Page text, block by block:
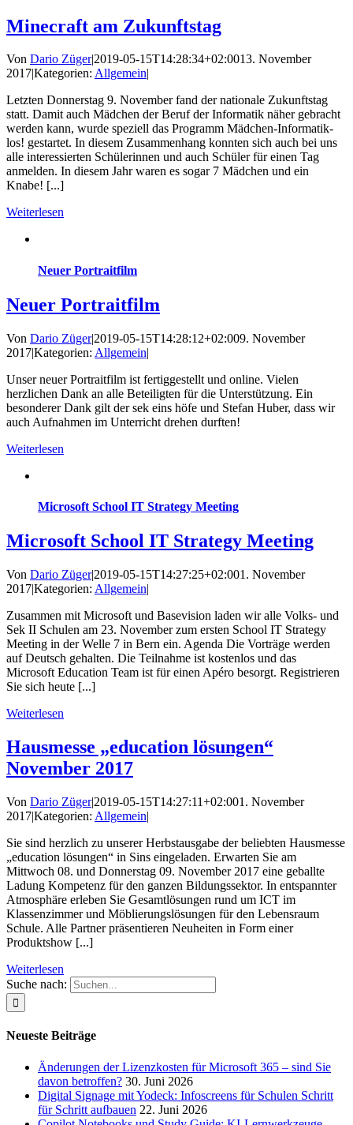
Minecraft am Zukunftstag
Von Dario Züger|2019-05-15T14:28:34+02:0013. November
2017|Kategorien: Allgemein|
Letzten Donnerstag 9. November fand der nationale Zukunftstag
statt. Damit auch Mädchen der Beruf der Informatik näher gebracht
werden kann, wurde speziell das Programm Mädchen-Informatik-
los! gestartet. In diesem Zusammenhang konnten sich auch bei uns
alle interessierten Schülerinnen und auch Schüler für einen Tag
anmelden. In diesem Jahr waren es sogar 7 Mädchen und ein
Knabe! [...]
Weiterlesen
Neuer Portraitfilm
Neuer Portraitfilm
Von Dario Züger|2019-05-15T14:28:12+02:009. November
2017|Kategorien: Allgemein|
Unser neuer Portraitfilm ist fertiggestellt und online. Vielen
herzlichen Dank an alle Beteiligten für die Unterstützung. Ein
besonderer Dank gilt der sek eins höfe und Stefan Huber, dass wir
auch Aufnahmen im Unterricht drehen durften!
Weiterlesen
Microsoft School IT Strategy Meeting
Microsoft School IT Strategy Meeting
Von Dario Züger|2019-05-15T14:27:25+02:001. November
2017|Kategorien: Allgemein|
Zusammen mit Microsoft und Basevision laden wir alle Volks- und
Sek II Schulen am 23. November zum ersten School IT Strategy
Meeting in der Welle 7 in Bern ein. Agenda Die Vorträge werden
auf Deutsch gehalten. Die Teilnahme ist kostenlos und das
Microsoft Education Team ist für einen Apéro besorgt. Registrieren
Sie sich heute [...]
Weiterlesen
Hausmesse „education lösungen“
November 2017
Von Dario Züger|2019-05-15T14:27:11+02:001. November
2017|Kategorien: Allgemein|
Sie sind herzlich zu unserer Herbstausgabe der beliebten Hausmesse
„education lösungen“ in Sins eingeladen. Erwarten Sie am
Mittwoch 08. und Donnerstag 09. November 2017 eine geballte
Ladung Kompetenz für den ganzen Bildungssektor. In entspannter
Atmosphäre erleben Sie Gesamtlösungen rund um ICT im
Klassenzimmer und Möblierungslösungen für den Lebensraum
Schule. Alle Partner präsentieren Neuheiten in Form einer
Produktshow [...]
Weiterlesen
Suche nach:
Neueste Beiträge
Änderungen der Lizenzkosten für Microsoft 365 – sind Sie
davon betroffen? 30. Juni 2026
Digital Signage mit Yodeck: Infoscreens für Schulen Schritt
für Schritt aufbauen 22. Juni 2026